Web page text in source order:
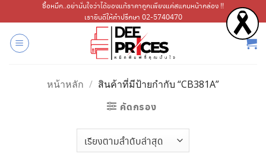
ไป
เนื้อหา
ซื้อหมึก..อย่ามั่นใจว่าได้ของแท้ราคาถูกเพียงแค่สแกนหน้ากล่อง !!
เรายินดีให้คำปรึกษา 02-5740470
หน้าหลัก / สินค้าที่มีป้ายกำกับ “CB381A”
คัดกรอง